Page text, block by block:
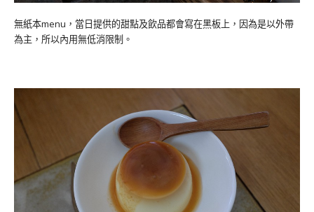
無紙本menu，當日提供的甜點及飲品都會寫在黑板上，因為是以外帶
為主，所以內用無低消限制。